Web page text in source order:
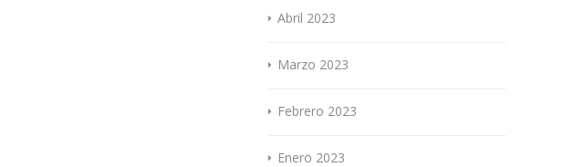
Abril 2023
Marzo 2023
Febrero 2023
Enero 2023